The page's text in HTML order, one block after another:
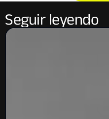
Seguir leyendo